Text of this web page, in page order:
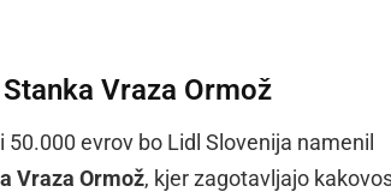
Vraza Ormož
evrov bo Lidl Slovenija namenil
Vraza Ormož, kjer zagotavljajo